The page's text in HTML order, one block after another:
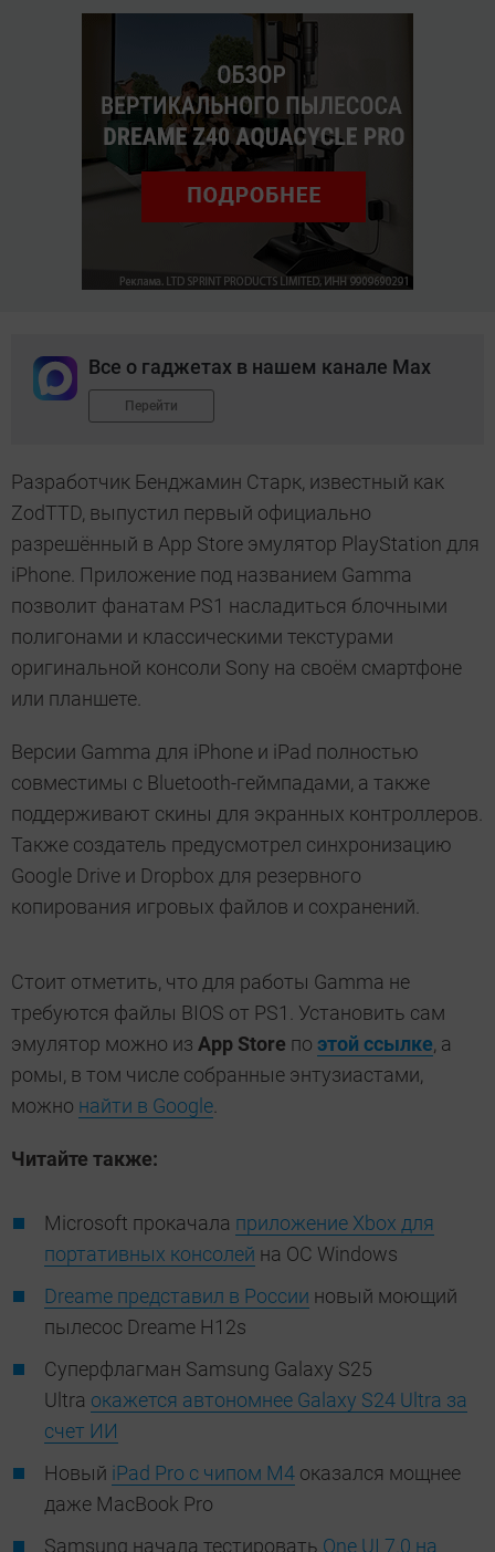
Все о гаджетах в нашем канале Max
Перейти
Разработчик Бенджамин Старк, известный как
ZodTTD, выпустил первый официально
разрешённый в App Store эмулятор PlayStation для
iPhone. Приложение под названием Gamma
позволит фанатам PS1 насладиться блочными
полигонами и классическими текстурами
оригинальной консоли Sony на своём смартфоне
или планшете.
Версии Gamma для iPhone и iPad полностью
совместимы с Bluetooth-геймпадами, а также
поддерживают скины для экранных контроллеров.
Также создатель предусмотрел синхронизацию
Google Drive и Dropbox для резервного
копирования игровых файлов и сохранений.
Стоит отметить, что для работы Gamma не
требуются файлы BIOS от PS1. Установить сам
эмулятор можно из App Store по этой ссылке, а
ромы, в том числе собранные энтузиастами,
можно найти в Google
Читайте также:
Microsoft прокачала приложение Xbox для
портативных консолей на ОС Windows
Dreame представил в России новый моющий
пылесос Dreame H12s
Суперфлагман Samsung Galaxy S25
Ultra окажется автономнее Galaxy S24 Ultra за
счет ИИ
Новый iPad Pro с чипом M4 оказался мощнее
даже MacBook Pro
Samsung начала тестировать One UI 7.0 на